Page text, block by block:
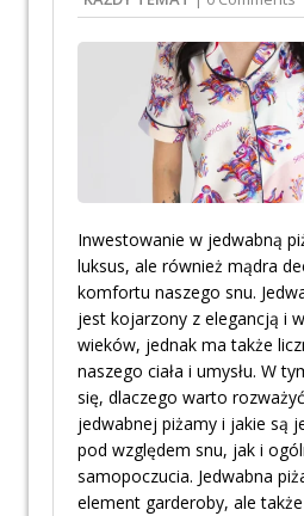
Inwestowanie w jedwabną
luksus, ale również mądra
komfortu naszego snu.
jest kojarzony z elegancją i
wieków, jednak ma także
naszego ciała i umysłu. W
się, dlaczego warto
jedwabnej piżamy i jakie są
pod względem snu, jak i
samopoczucia. Jedwabna
element garderoby, ale